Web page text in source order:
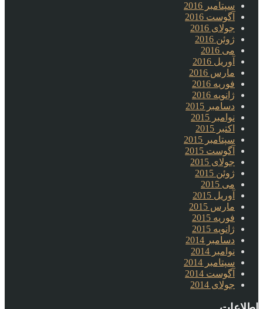
سپتامبر 2016
آگوست 2016
جولای 2016
ژوئن 2016
می 2016
آوریل 2016
مارس 2016
فوریه 2016
ژانویه 2016
دسامبر 2015
نوامبر 2015
اکتبر 2015
سپتامبر 2015
آگوست 2015
جولای 2015
ژوئن 2015
می 2015
آوریل 2015
مارس 2015
فوریه 2015
ژانویه 2015
دسامبر 2014
نوامبر 2014
سپتامبر 2014
آگوست 2014
جولای 2014